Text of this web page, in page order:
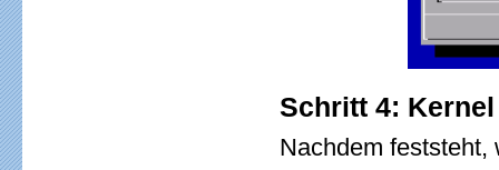
Schritt 4:
Nachdem feststeht,